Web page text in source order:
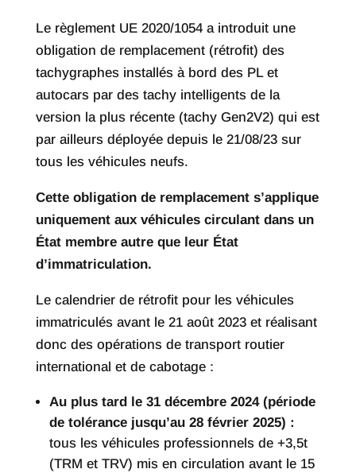
Le règlement UE 2020/1054 a introduit une
obligation de remplacement (rétrofit) des
tachygraphes installés à bord des PL et
autocars par des tachy intelligents de la
version la plus récente (tachy Gen2V2) qui est
par ailleurs déployée depuis le 21/08/23 sur
tous les véhicules neufs.
Cette obligation de remplacement s’applique
uniquement aux véhicules circulant dans un
État membre autre que leur État
d’immatriculation.
Le calendrier de rétrofit pour les véhicules
immatriculés avant le 21 août 2023 et réalisant
donc des opérations de transport routier
international et de cabotage :
Au plus tard le 31 décembre 2024 (période
de tolérance jusqu’au 28 février 2025) :
tous les véhicules professionnels de +3,5t
(TRM et TRV) mis en circulation avant le 15